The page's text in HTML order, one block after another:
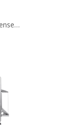
Metalldetektor mit weißer Außenseite für Quarzkalkstein